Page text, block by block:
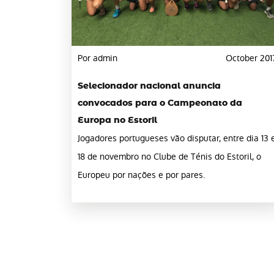
Por admin October
Selecionador nacional anuncia
convocados para o Campeonato da
Europa no Estoril
Jogadores portugueses vão disputar, entre dia 13
18 de novembro no Clube de Ténis do Estoril, o
Europeu por nações e por pares.